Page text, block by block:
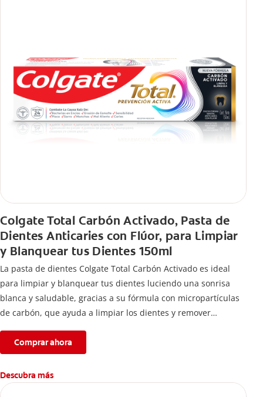
Colgate Total Carbón Activado, Pasta de
Dientes Anticaries con Flúor, para Limpiar
y Blanquear tus Dientes 150ml
La pasta de dientes Colgate Total Carbón Activado es ideal
para limpiar y blanquear tus dientes luciendo una sonrisa
blanca y saludable, gracias a su fórmula con micropartículas
de carbón, que ayuda a limpiar los dientes y remover
Comprar ahora
Descubra más